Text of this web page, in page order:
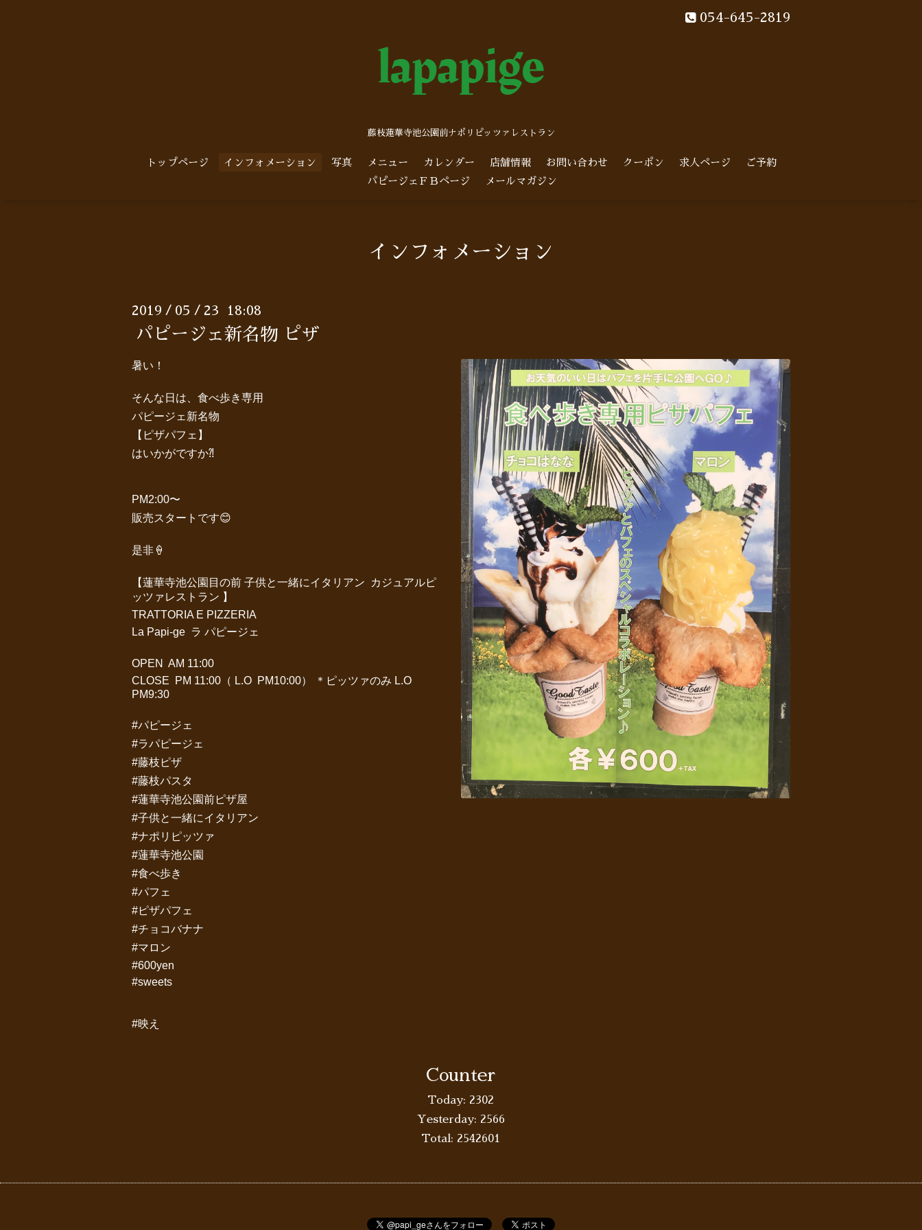
054-645-2819
藤枝蓮華寺池公園前ナポリピッツァレストラン
トップページ インフォメーション 写真 メニュー カレンダー 店舗情報 お問い合わせ クーポン 求人ページ
ご予約
パピージェＦＢページ
メールマガジン
インフォメーション
2019 / 05 / 23 18:08
パピージェ新名物 ピザ
暑い！
そんな日は、食べ歩き専用
パピージェ新名物
【ピザパフェ】
はいかがですか⁈
PM2:00〜
販売スタートです😊
是非🍦
【蓮華寺池公園目の前 子供と一緒にイタリアン カジュアルピ
ッツァレストラン 】
TRATTORIA E PIZZERIA
La Papi-ge ラ パピージェ
OPEN AM 11:00
CLOSE PM 11:00（ L.O PM10:00） ＊ピッツァのみ L.O
PM9:30
#パピージェ
#ラパピージェ
#藤枝ピザ
#藤枝パスタ
#蓮華寺池公園前ピザ屋
#子供と一緒にイタリアン
#ナポリピッツァ
#蓮華寺池公園
#食べ歩き
#パフェ
#ピザパフェ
#チョコバナナ
#マロン
#600yen
#sweets
#映え
Counter
Today: 2302
Yesterday: 2566
Total: 2542601